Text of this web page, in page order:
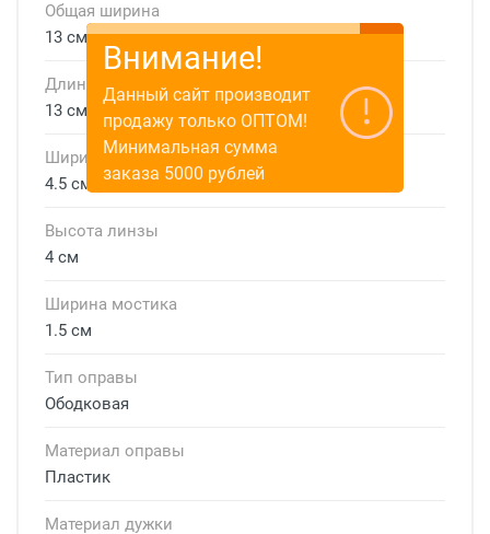
Общая ширина
13 см
Длина дужки
13 см
Ширина линзы
4.5 см
Высота линзы
4 см
Ширина мостика
1.5 см
Тип оправы
Ободковая
Материал оправы
Пластик
Материал дужки
Внимание!
Данный сайт производит
продажу только ОПТОМ!
Минимальная сумма
заказа 5000 рублей